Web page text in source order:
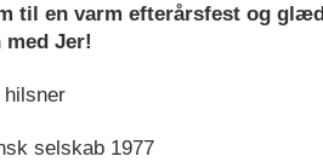
til en varm efterårsfest og
med Jer!
hilsner
selskab 1977